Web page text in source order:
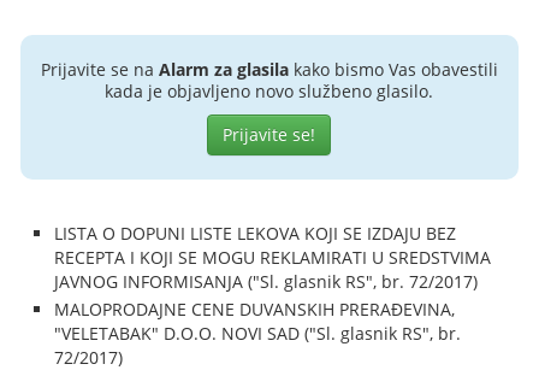
Prijavite se na Alarm za glasilakako bismo Vas obavestili
kada je objavljeno novo službeno glasilo.
Prijavite se!
LISTA O DOPUNI LISTE LEKOVA KOJI SE IZDAJU BEZ
RECEPTA I KOJI SE MOGU REKLAMIRATI U SREDSTVIMA
JAVNOG INFORMISANJA ("Sl. glasnik RS", br. 72/2017)
MALOPRODAJNE CENE DUVANSKIH PRERAĐEVINA,
"VELETABAK" D.O.O. NOVI SAD ("Sl. glasnik RS", br.
72/2017)